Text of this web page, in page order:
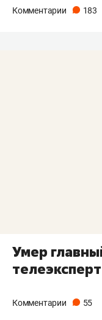
Комментарии 183
Умер
Комментарии 55